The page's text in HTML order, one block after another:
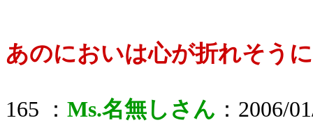
あのにおいは心が折れそう
165 ： Ms.名無しさん ：2006/